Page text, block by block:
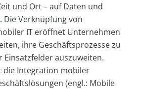
und Ort – auf Daten und
Die Verknüpfung von
IT eröffnet Unternehmen
ihre Geschäftsprozesse zu
Einsatzfelder auszuweiten.
die Integration mobiler
(engl.: Mobile